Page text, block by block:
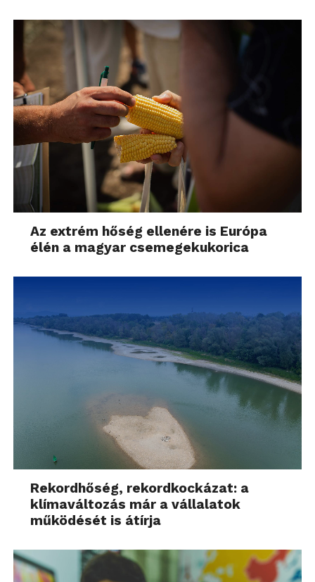
Az extrém hőség ellenére is Európa
élén a magyar csemegekukorica
Rekordhőség, rekordkockázat: a
klímaváltozás már a vállalatok
működését is átírja